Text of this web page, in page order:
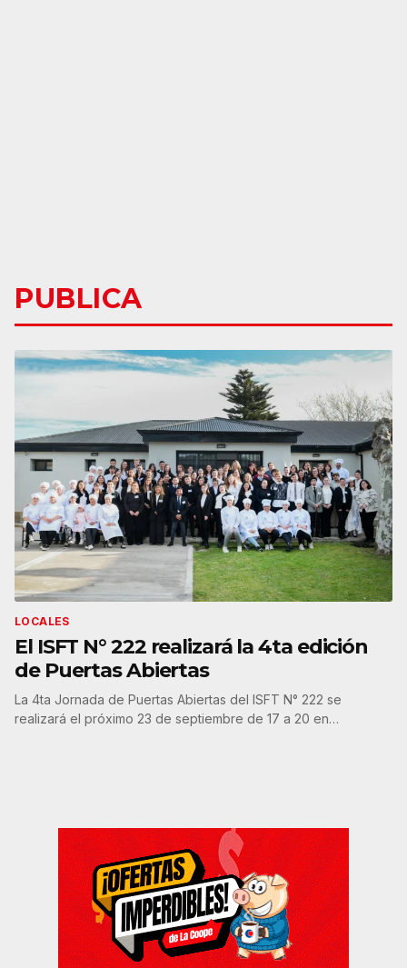
PUBLICA
LOCALES
El ISFT N° 222 realizará la 4ta edición
de Puertas Abiertas
La 4ta Jornada de Puertas Abiertas del ISFT N° 222 se
realizará el próximo 23 de septiembre de 17 a 20 en…